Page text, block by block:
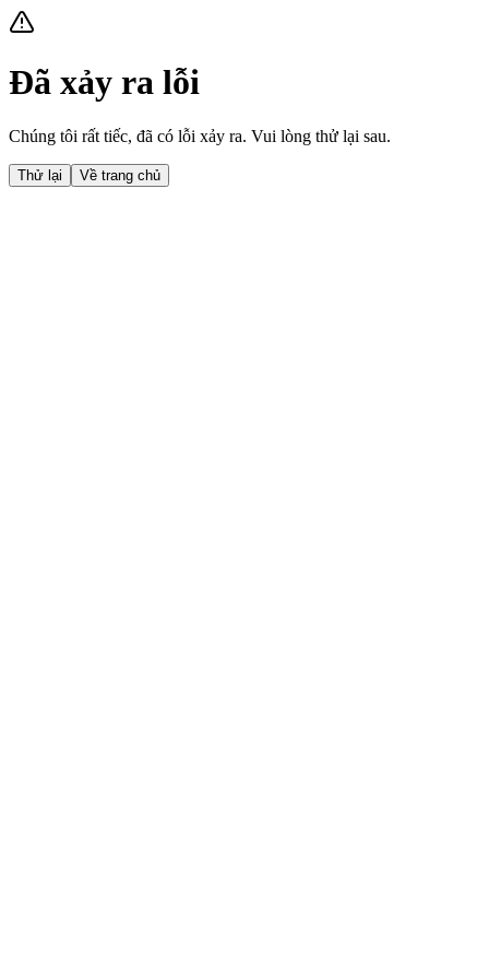
Đã xảy ra lỗi
Chúng tôi rất tiếc, đã có lỗi xảy ra. Vui lòng thử lại sau.
Thử lại Về trang chủ